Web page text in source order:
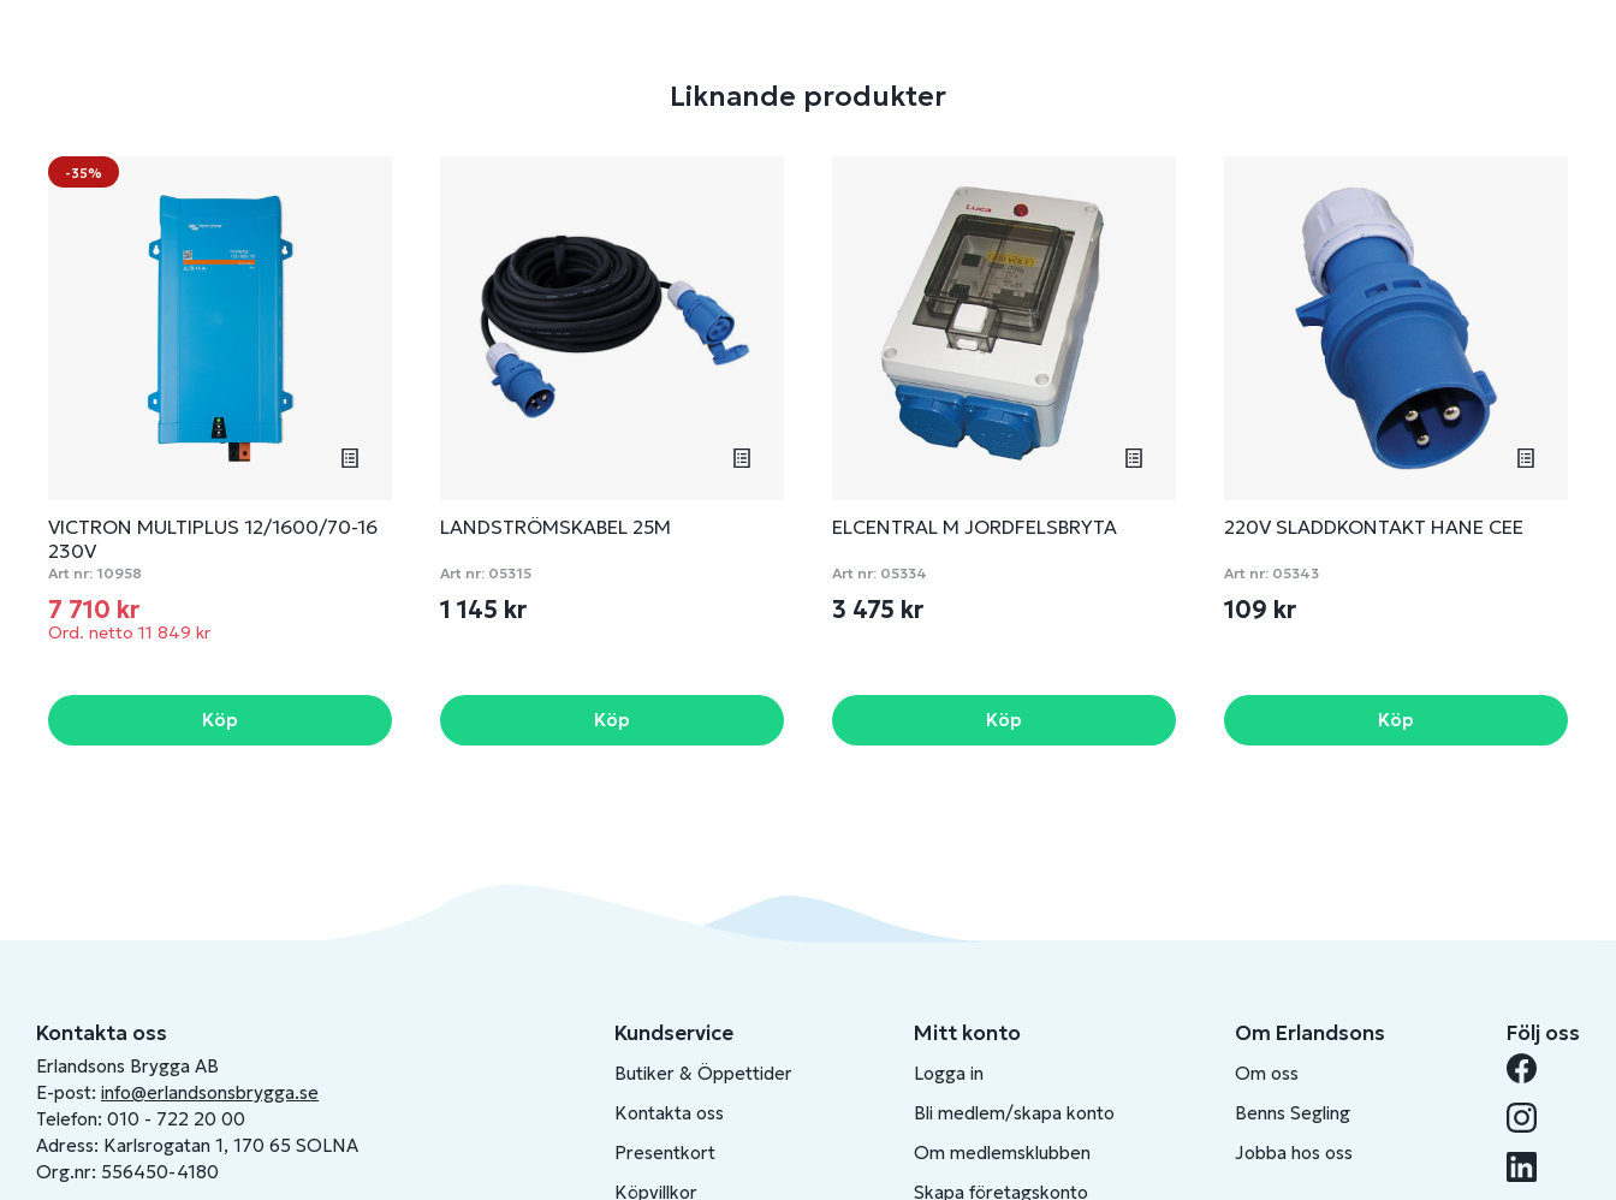
Liknande produkter
-35%
VICTRON MULTIPLUS 12/1600/70-16
230V
Art nr: 10958
7 710 kr
Ord. netto 11 849 kr
Köp
LANDSTRÖMSKABEL 25M
Art nr: 05315
1 145 kr
Köp
ELCENTRAL M JORDFELSBRYTA
Art nr: 05334
3 475 kr
Köp
220V SLADDKONTAKT HANE CEE
Art nr: 05343
109 kr
Köp
Kontakta oss
Erlandsons Brygga AB
E-post: info@erlandsonsbrygga.se
Telefon: 010 - 722 20 00
Adress: Karlsrogatan 1, 170 65 SOLNA
Org.nr: 556450-4180
Kundservice
Butiker & Öppettider
Kontakta oss
Presentkort
Köpvillkor
Mitt konto
Logga in
Bli medlem/skapa konto
Om medlemsklubben
Skapa företagskonto
Om Erlandsons
Om oss
Benns Segling
Jobba hos oss
Följ oss